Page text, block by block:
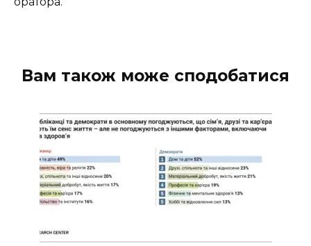
Вам також може сподобатися